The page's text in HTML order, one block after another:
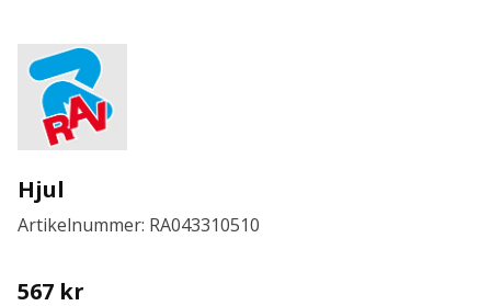
Hjul
Artikelnummer: RA043310510
567 kr